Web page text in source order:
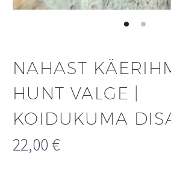
NAHAST
HUNT VALGE |
KOIDUKUMA
22,00 €